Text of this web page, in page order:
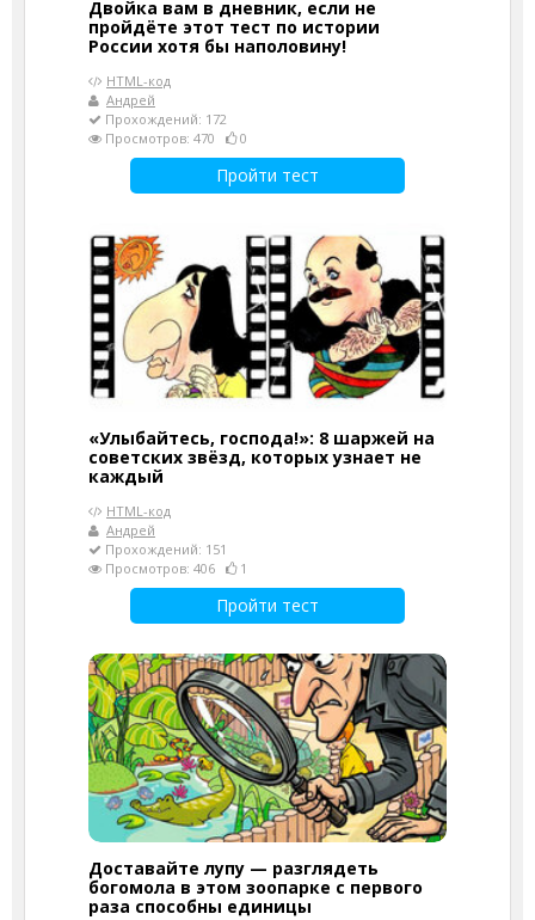
Двойка вам в дневник, если не
пройдёте этот тест по истории
России хотя бы наполовину!
HTML-код
Андрей
Прохождений: 172
Просмотров: 470
0
Пройти тест
«Улыбайтесь, господа!»: 8 шаржей на
советских звёзд, которых узнает не
каждый
HTML-код
Андрей
Прохождений: 151
Просмотров: 406
1
Пройти тест
Доставайте лупу — разглядеть
богомола в этом зоопарке с первого
раза способны единицы